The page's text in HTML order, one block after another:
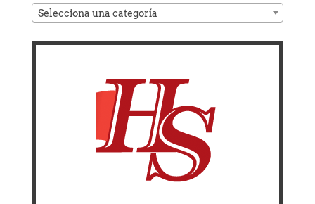
Selecciona una categoría